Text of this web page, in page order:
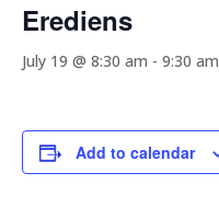
Erediens
July 19 @ 8:30 am - 9:30 am
Add to calendar